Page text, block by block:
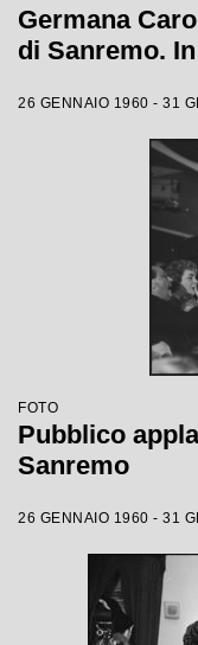
Germana
di Sanremo.
26 GENNAIO 1960 - 31
FOTO
Pubblico
Sanremo
26 GENNAIO 1960 - 31